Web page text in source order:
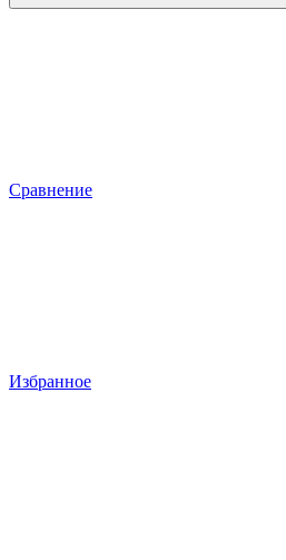
Сравнение
Избранное